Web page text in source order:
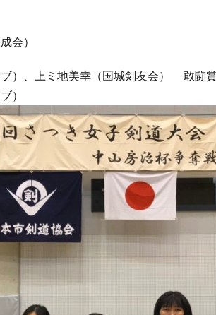
会）
）、上ミ地美幸（国城剣友会） 敢闘
）